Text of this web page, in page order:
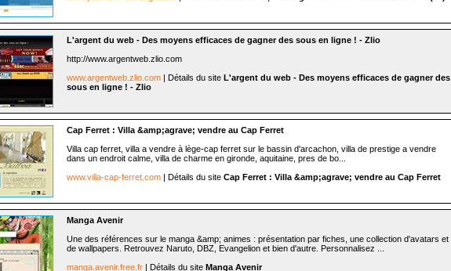
L'argent du web - Des moyens efficaces de gagner des sous en ligne ! - Zlio
http://www.argentweb.zlio.com
www.argentweb.zlio.com | Détails du site L'argent du web - Des moyens efficaces de gagner des
sous en ligne ! - Zlio
Cap Ferret : Villa &amp;agrave; vendre au Cap Ferret
Villa cap ferret, villa a vendre à lège-cap ferret sur le bassin d'arcachon, villa de prestige a vendre
dans un endroit calme, villa de charme en gironde, aquitaine, pres de bo...
www.villa-cap-ferret.com | Détails du site Cap Ferret : Villa &amp;agrave; vendre au Cap Ferret
Manga Avenir
Une des références sur le manga &amp; animes : présentation par fiches, une collection d'avatars et
de wallpapers. Retrouvez Naruto, DBZ, Evangelion et bien d'autre. Personnalisez ...
manga.avenir.free.fr | Détails du site Manga Avenir